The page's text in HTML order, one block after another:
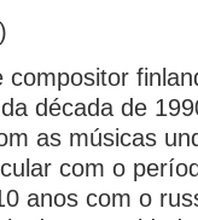
década de
as músicas
com o
anos com o